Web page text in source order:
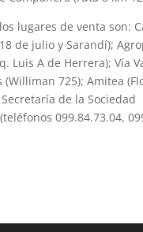
lugares de venta son:
de julio y Sarandí);
Luis A de Herrera); Vía
(Williman 725); Amitea
de la Sociedad
099.84.73.04,